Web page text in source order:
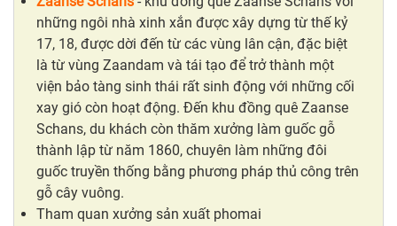
những ngôi nhà xinh xắn được xây dựng từ thế kỷ
17, 18, được dời đến từ các vùng lân cận, đặc biệt
là từ vùng Zaandam và tái tạo để trở thành một
viện bảo tàng sinh thái rất sinh động với những cối
xay gió còn hoạt động. Đến khu đồng quê Zaanse
Schans, du khách còn thăm xưởng làm guốc gỗ
thành lập từ năm 1860, chuyên làm những đôi
guốc truyền thống bằng phương pháp thủ công trên
gỗ cây vuông.
Tham quan xưởng sản xuất phomai